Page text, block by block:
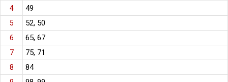
4 49
5 52, 50
6 65, 67
7 75, 71
8 84